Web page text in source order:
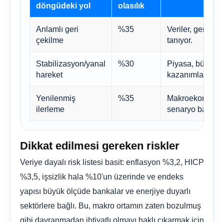
döngüdeki yol
olasılık
Anlamlı geri
çekilme
%35
Veriler, gerçek
tanıyor.
Stabilizasyon/yanal
hareket
%30
Piyasa, büyük
kazanımlarını
Yenilenmiş
ilerleme
%35
senaryo
Dikkat edilmesi gereken riskler
Veriye dayalı risk listesi basit: enflasyon %3,2, HICP
%3,5, işsizlik hala %10'un üzerinde ve endeks
yapısı büyük ölçüde bankalar ve enerjiye duyarlı
sektörlere bağlı. Bu, makro ortamın zaten bozulmuş
gibi davranmadan ihtiyatlı olmayı haklı çıkarmak için